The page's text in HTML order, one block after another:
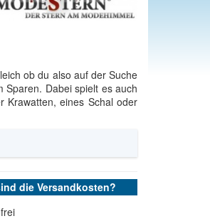
ob du also auf der Suche
Sparen. Dabei spielt es auch
Krawatten, eines Schal oder
die Versandkosten?